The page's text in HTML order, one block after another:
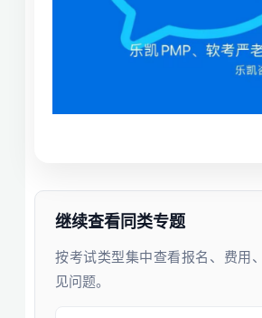
继续查看同类专题
按考试类型集中查看报名、费用
见问题。